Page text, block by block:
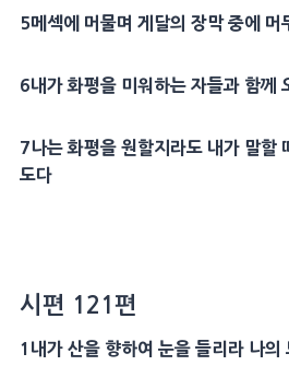
5메섹에 머물며 게달의 장막중에 머
6내가 화평을 미워하는 자들과 함께
7나는 화평을 원할지라도 내가 말할
도다
시편 121편
1 내가 산을 향하여 눈을 들리라 나의